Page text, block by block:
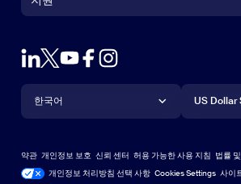
Outlook 플러그인
Android 앱
영업팀에 문의
데모 요청하기
웨비나 및 이벤트
Zoom 체험 센터Zoom 체험 센터
Zoom for StartupsZoom for Startups
지원
계정
학습 센터
기술 콘텐츠 라이브러리기술 콘텐츠 라이
언어
한국어
English
통화
US Dollar
약관 개인정보 보호 신뢰 센터 허용 가능한 사용 지침 법률
개인정보 처리방침 선택 사항 Cookies Settings 사이
사이